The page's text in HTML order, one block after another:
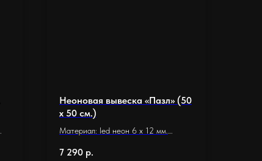
Неоновая вывеска «Пазл» (50
х 50 см.)
Материал: led неон 6 x 12 мм.
Подложка: прямоугольная,
7 290 р.